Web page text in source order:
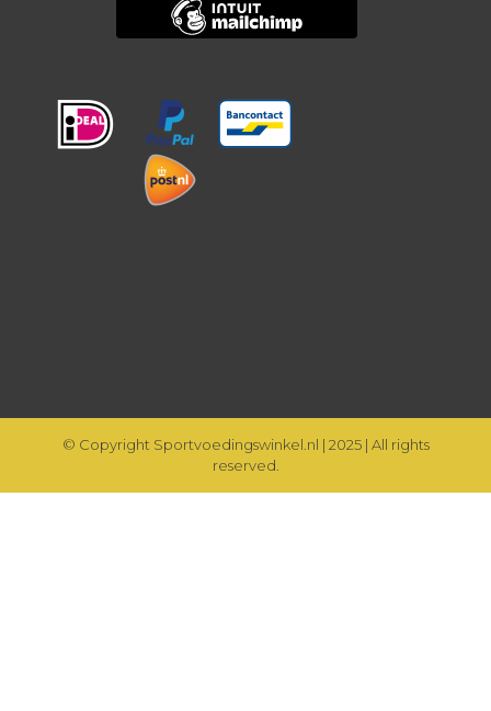
© Copyright Sportvoedingswinkel.nl | 2025 | All rights
reserved.